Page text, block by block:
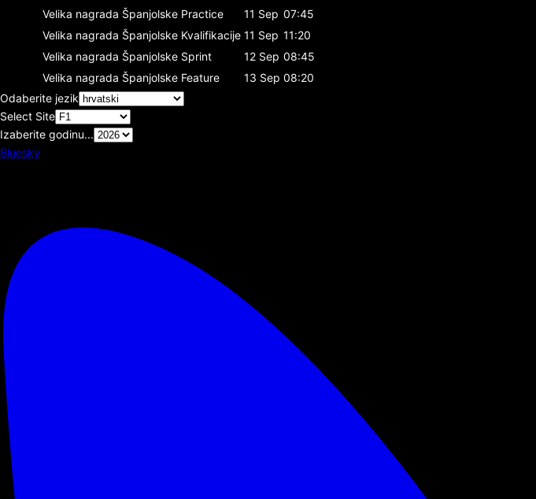
Velika nagrada Španjolske Practice 11 Sep 07:45
Velika nagrada Španjolske Kvalifikacije 11 Sep 11:20
Velika nagrada Španjolske Sprint 12 Sep 08:45
Velika nagrada Španjolske Feature 13 Sep 08:20
Odaberite jezik
Select Site
Izaberite godinu...
Bluesky